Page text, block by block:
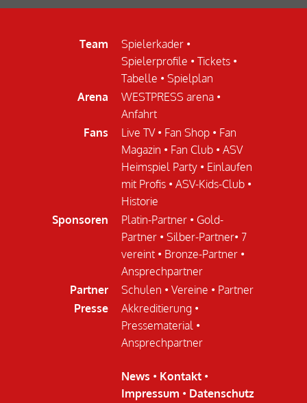
Team Spielerkader •
Spielerprofile • Tickets •
Tabelle • Spielplan
Arena
WESTPRESS arena •
Anfahrt
Fans
Live TV• Fan Shop • Fan
Magazin • Fan Club • ASV
Heimspiel Party • Einlaufen
mit Profis • ASV-Kids-Club •
Historie
Sponsoren
Platin-Partner • Gold-
Partner • Silber-Partner• 7
vereint • Bronze-Partner •
Ansprechpartner
Partner
Schulen • Vereine • Partner
Presse
Akkreditierung •
Pressematerial •
Ansprechpartner
News • Kontakt •
Impressum • Datenschutz